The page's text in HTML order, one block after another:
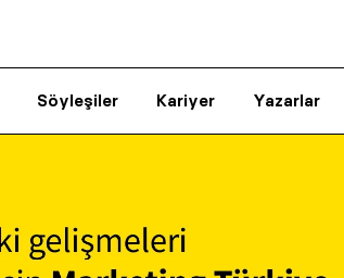
Söyleşiler Kariyer Yazarlar